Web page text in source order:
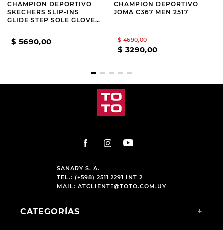
CHAMPION DEPORTIVO
SKECHERS SLIP-INS
GLIDE STEP SOLE GLOVER
$ 5690,00
CHAMPION DEPORTIVO
JOMA C367 MEN 2517
$ 4690,00
$ 3290,00
SANARY S. A.
TEL.: (+598) 2511 2291 INT 2
MAIL: ATCLIENTE@TOTO.COM.UY
CATEGORÍAS +